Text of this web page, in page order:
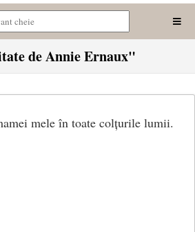
de Annie Ernaux"
mele în toate colțurile lumii.